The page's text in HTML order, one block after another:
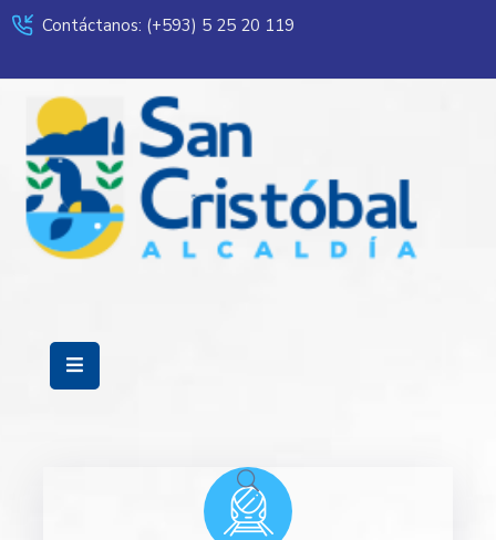
Contáctanos: (+593) 5 25 20 119
Servicios
Municipalidad
Mi
Ciudad
Transparencia